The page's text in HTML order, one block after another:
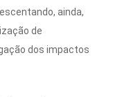
ainda,
de
dos impactos